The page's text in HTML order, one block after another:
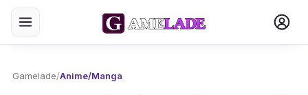
Gamelade/Anime/Manga